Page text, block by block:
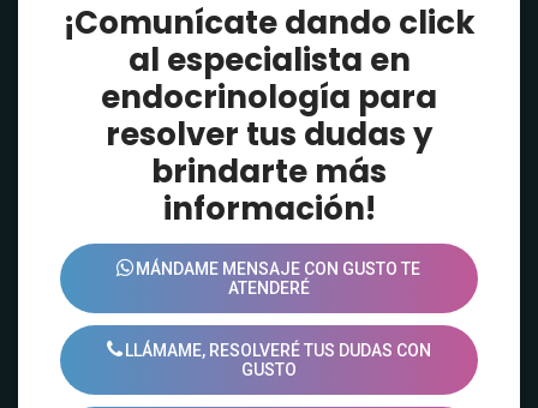
¡Comunícate dando click
al especialista en
endocrinología para
resolver tus dudas y
brindarte más
información!
MÁNDAME MENSAJE CON GUSTO TE
ATENDERÉ
LLÁMAME, RESOLVERÉ TUS DUDAS CON
GUSTO